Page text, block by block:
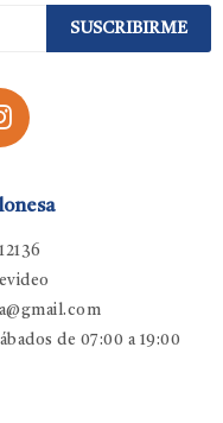
de 07:00 a 19:00
SUSCRIBIRME